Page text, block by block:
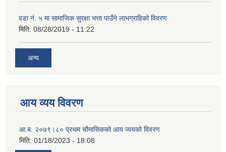
वडा नं. ५ मा सामाजिक सुरक्षा भत्ता पाउँने लाभग्राहिको विवरण
मिति: 08/28/2019 - 11:22
अन्य
आय व्यय विवरण
आ.ब. २०७९।८० प्रथम चौमासिकको आय व्ययको विवरण
मिति: 01/18/2023 - 18:08